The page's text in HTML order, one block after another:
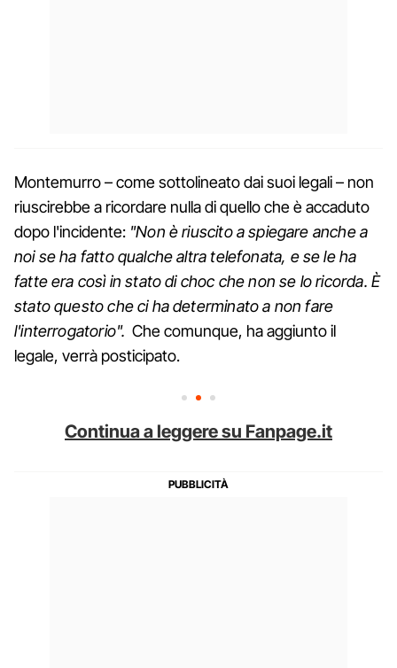
Montemurro – come sottolineato dai suoi legali – non
riuscirebbe a ricordare nulla di quello che è accaduto
dopo l'incidente: "Non è riuscito a spiegare anche a
noi se ha fatto qualche altra telefonata, e se le ha
fatte era così in stato di choc che non se lo ricorda. È
stato questo che ci ha determinato a non fare
l'interrogatorio". Che comunque, ha aggiunto il
legale, verrà posticipato.
Continua a leggere su Fanpage.it